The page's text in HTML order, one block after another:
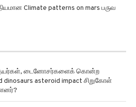
Climate patterns on mars பருவ
டைனோசர்களைக் கொன்ற
dinosaurs asteroid impact சிறுகோள்